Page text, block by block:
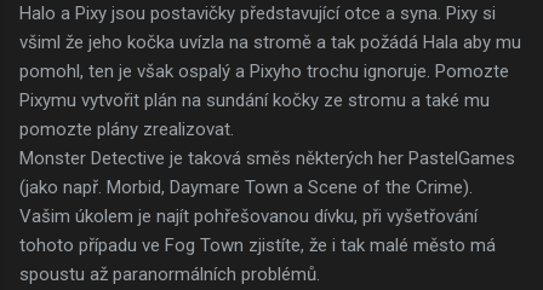
Halo a Pixy jsou postavičky představující otce a syna. Pixy si
všiml že jeho kočka uvízla na stromě a tak požádá Hala aby mu
pomohl, ten je však ospalý a Pixyho trochu ignoruje. Pomozte
Pixymu vytvořit plán na sundání kočky ze stromu a také mu
pomozte plány zrealizovat.
Monster Detective je taková směs některých her PastelGames
(jako např. Morbid, Daymare Town a Scene of the Crime).
Vašim úkolem je najít pohřešovanou dívku, při vyšetřování
tohoto případu ve Fog Town zjistíte, že i tak malé město má
spoustu až paranormálních problémů.